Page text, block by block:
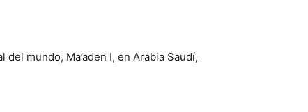
mundo, Ma’aden I, en Arabia Saudí,